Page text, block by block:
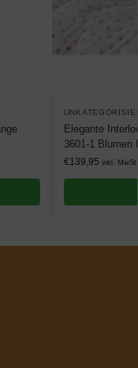
Elegante
3601-1 Blumen
€139,95 inkl. MwSt.